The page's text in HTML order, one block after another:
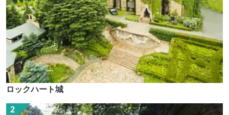
ロックハート城